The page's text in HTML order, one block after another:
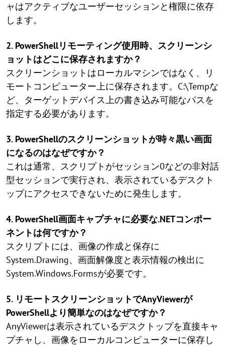
ャはアクティブなユーザーセッションと権限に依存
します。
2. PowerShellリモーティング使用時、スクリーンシ
ョットはどこに保存されますか？
スクリーンショットはローカルマシンではなく、リ
モートコンピューター上に保存されます。C:\Tempな
ど、ターゲットデバイス上の書き込み可能なパスを
指定する必要があります。
3. PowerShellのスクリーンショットが時々黒い画面
になるのはなぜですか？
これは通常、スクリプトがセッション0などの非対話
型セッションで実行され、表示されているデスクト
ップにアクセスできないために発生します。
4. PowerShell画面キャプチャに必要な.NETコンポー
ネントは何ですか？
スクリプトには、画像の作成と保存に
System.Drawing、画面解像度と表示情報の検出に
System.Windows.Formsが必要です。
5. リモートスクリーンショットでAnyViewerが
PowerShellより簡単なのはなぜですか？
AnyViewerは表示されているデスクトップを直接キャ
プチャし、画像をローカルコンピューターに保存し